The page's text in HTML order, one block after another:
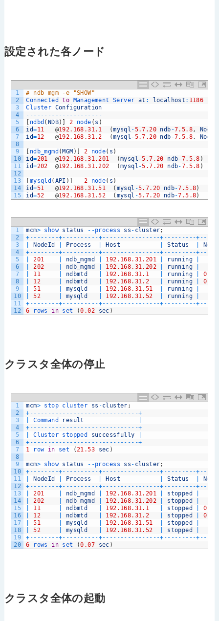
設定された各ノード
1
2
3
4
5
6
7
8
9
10
11
12
13
14
15
# ndb_mgm -e "SHOW"
Connected to Management Server at : localhost : 1186
Cluster Configuration
-- -- -- -- -- -- -- -- -- -- -
ndbd ( NDB) 2 node ( s )
id=11 @192.168.31.1 (mysql -5.7.20 ndb -7.5.8,
id=12 @192.168.31.2 (mysql -5.7.20 ndb -7.5.8,
ndb_mgmd ( MGM ) 2 node( s )
id=201 @192.168.31.201 (mysql -5.7.20 ndb-7.5.8 )
id=202 @192.168.31.202 (mysql -5.7.20 ndb-7.5.8 )
mysqld ( API ) 2 node( s )
id=51 @192.168.31.51 ( mysql -5.7.20 ndb-7.5.8)
id=52 @192.168.31.52 ( mysql -5.7.20 ndb-7.5.8)
1
2
3
4
5
6
7
8
9
10
11
12
mcm> show status --process ss - cluster;
+ -- -- -- --+-- -- -- -- --+-- -- -- -- -- -- -- --+ -- -- -- -- -+ --
NodeId Process Host Status
+ -- -- -- --+-- -- -- -- --+-- -- -- -- -- -- -- --+ -- -- -- -- -+ --
201 ndb_mgmd 192.168.31.201 running
202 ndb_mgmd 192.168.31.202 running
11 ndbmtd 192.168.31.1 running
0
12 ndbmtd 192.168.31.2 running
0
51 mysqld 192.168.31.51 running
52 mysqld 192.168.31.52 running
+ -- -- -- --+-- -- -- -- --+-- -- -- -- -- -- -- --+ -- -- -- -- -+ --
6
rows in set (0.02 sec )
クラスタ全体の停止
1
2
3
4
5
6
7
8
9
10
11
12
13
14
15
16
17
18
19
20
mcm> stop cluster ss -cluster ;
+ -- -- -- -- -- -- -- -- -- -- -- -- -- -- --+
Command result
+ -- -- -- -- -- -- -- -- -- -- -- -- -- -- --+
Cluster stopped successfully
+ -- -- -- -- -- -- -- -- -- -- -- -- -- -- --+
1
row in set (21.53 sec )
mcm> show status --process ss - cluster;
+ -- -- -- --+-- -- -- -- --+-- -- -- -- -- -- -- --+ -- -- -- -- -+ --
NodeId Process Host Status
+ -- -- -- --+-- -- -- -- --+-- -- -- -- -- -- -- --+ -- -- -- -- -+ --
201 ndb_mgmd 192.168.31.201 stopped
202 ndb_mgmd 192.168.31.202 stopped
11 ndbmtd 192.168.31.1 stopped
0
12 ndbmtd 192.168.31.2 stopped
0
51 mysqld 192.168.31.51 stopped
52 mysqld 192.168.31.52 stopped
+ -- -- -- --+-- -- -- -- --+-- -- -- -- -- -- -- --+ -- -- -- -- -+ --
6
rows in set (0.07 sec )
クラスタ全体の起動